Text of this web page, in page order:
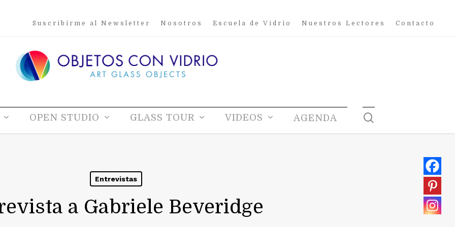
Suscribirme al Newsletter Nosotros Escuela de Vidrio Nuestros Lectores Contacto
OPEN STUDIO GLASS TOUR VIDEOS AGENDA
Entrevistas
a Gabriele Beveridge